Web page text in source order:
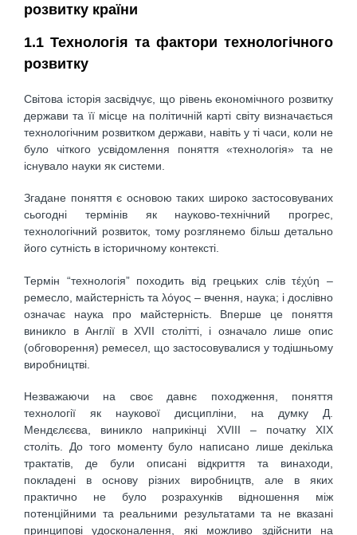
розвитку країни
1.1 Технологія та фактори технологічного
розвитку
Світова історія засвідчує, що рівень економічного розвитку
держави та її місце на політичній карті світу визначається
технологічним розвитком держави, навіть у ті часи, коли не
було чіткого усвідомлення поняття «технологія» та не
існувало науки як системи.
Згадане поняття є основою таких широко застосовуваних
сьогодні термінів як науково-технічний прогрес,
технологічний розвиток, тому розглянемо більш детально
його сутність в історичному контексті.
Термін “технологія” походить від грецьких слів τέχύη –
ремесло, майстерність та λόγος – вчення, наука; і дослівно
означає наука про майстерність. Вперше це поняття
виникло в Англії в XVII столітті, і означало лише опис
(обговорення) ремесел, що застосовувалися у тодішньому
виробництві.
Незважаючи на своє давнє походження, поняття
технології як наукової дисципліни, на думку Д.
Мендєлєєва, виникло наприкінці XVIIІ – початку ХІХ
століть. До того моменту було написано лише декілька
трактатів, де були описані відкриття та винаходи,
покладені в основу різних виробництв, але в яких
практично не було розрахунків відношення між
потенційними та реальними результатами та не вказані
принципові удосконалення, які можливо здійснити на